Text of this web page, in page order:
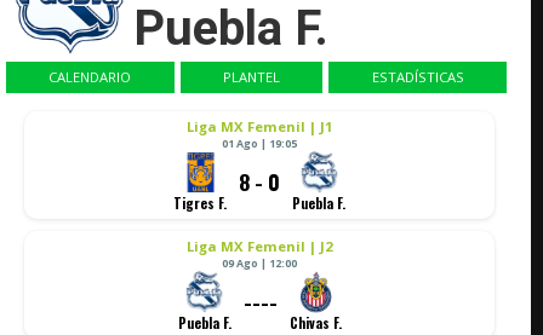
Puebla F.
CALENDARIO PLANTEL ESTADÍSTICAS
Liga MX Femenil | J1
01 Ago | 19:05
Tigres F.
8 - 0
Puebla F.
Liga MX Femenil | J2
09 Ago | 12:00
Puebla F.
----
Chivas F.